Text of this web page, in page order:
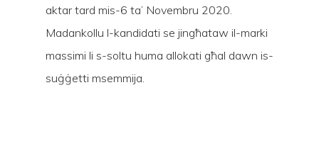
aktar tard mis-6 ta’ Novembru 2020.
Madankollu l-kandidati se jingħataw il-marki
massimi li s-soltu huma allokati għal dawn is-
suġġetti msemmija.